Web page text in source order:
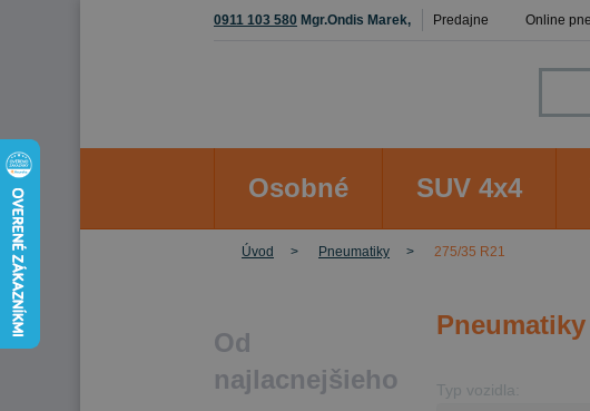
0911 103 580 Mgr.Ondis Marek, Predajne Online
Osobné SUV 4x4
Úvod Pneumatiky 275/35 R21
Od
najlacnejšieho
Pneumatiky
Typ vozidla: